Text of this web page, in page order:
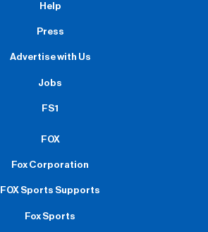
Help
Press
Advertise with Us
Jobs
FS1
FOX
Fox Corporation
FOX Sports Supports
Fox Sports